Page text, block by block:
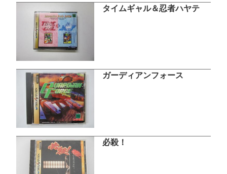
タイムギャル＆忍者ハヤテ
ガーディアンフォース
必殺！